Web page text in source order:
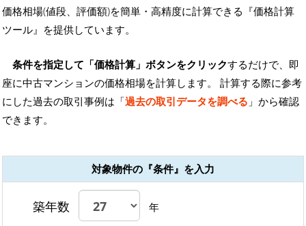
価格相場(値段、評価額)を簡単・高精度に計算できる『価格計算
ツール』を提供しています。
条件を指定して「価格計算」ボタンをクリックするだけで、即
座に中古マンションの価格相場を計算します。 計算する際に参考
にした過去の取引事例は「過去の取引データを調べる 」から確認
できます。
対象物件の『条件』を入力
築年数 年